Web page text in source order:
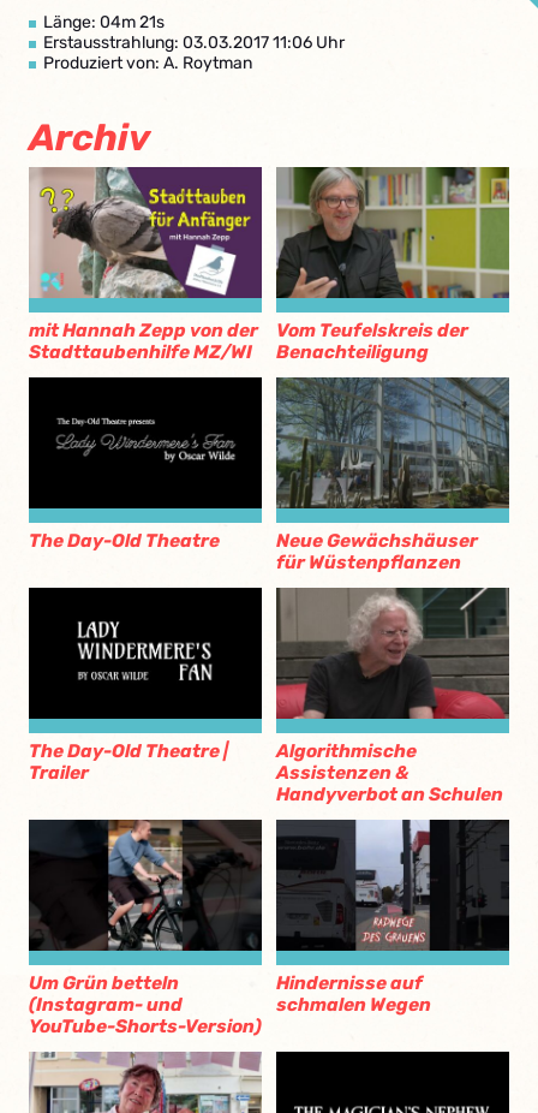
Länge: 04m 21s
Erstausstrahlung: 03.03.2017 11:06 Uhr
Produziert von: A. Roytman
Archiv
mit Hannah Zepp von der
Stadttaubenhilfe MZ/WI
Vom Teufelskreis der
Benachteiligung
The Day-Old Theatre
Neue Gewächshäuser
für Wüstenpflanzen
The Day-Old Theatre |
Trailer
Algorithmische
Assistenzen &
Handyverbot an Schulen
Um Grün betteln
(Instagram- und
YouTube-Shorts-Version)
Hindernisse auf
schmalen Wegen